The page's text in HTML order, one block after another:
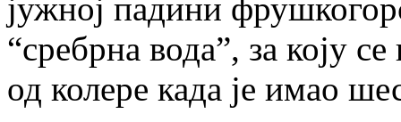
јужној падини
“сребрна вода”, за коју
од колере када је имао